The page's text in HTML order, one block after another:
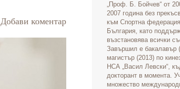
Добави коментар
„Проф. Б. Бойчев“ от
2007 година без
към Спортна
България, като
възстановява всички
Завършил е бакалавър
магистър (2013) по
НСА „Васил Левски“,
докторант в момента.
множество